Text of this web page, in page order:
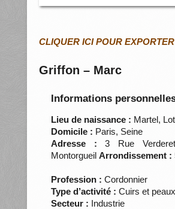
CLIQUER ICI POUR
Griffon – Marc
Informations
Lieu de naissance : Martel, Lot
Domicile : Paris, Seine
Adresse : 3 Rue
Montorgueil Arrondissement :
Profession : Cordonnier
Type d’activité : Cuirs et peaux
Secteur : Industrie